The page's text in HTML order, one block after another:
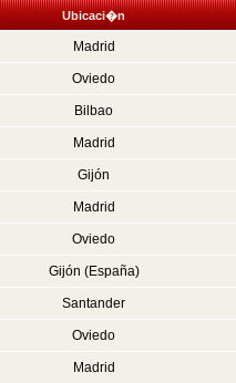
Ubicaci�n
Madrid
Oviedo
Bilbao
Madrid
Gijón
Madrid
Oviedo
Gijón (España)
Santander
Oviedo
Madrid